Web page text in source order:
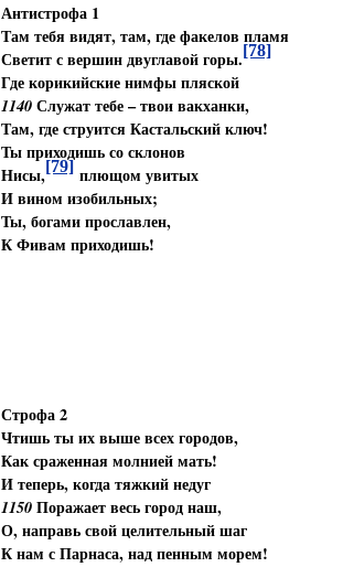
Антистрофа 1
Там тебя видят, там, где факелов пламя
Светит с вершин двуглавой горы.[78]
Где корикийские нимфы пляской
1140Служат тебе – твои вакханки,
Там, где струится Кастальский ключ!
Ты приходишь со склонов
Нисы,[79] плющом увитых
И вином изобильных;
Ты, богами прославлен,
К Фивам приходишь!
Строфа 2
Чтишь ты их выше всех городов,
Как сраженная молнией мать!
И теперь, когда тяжкий недуг
1150Поражает весь город наш,
О, направь свой целительный шаг
К нам с Парнаса, над пенным морем!